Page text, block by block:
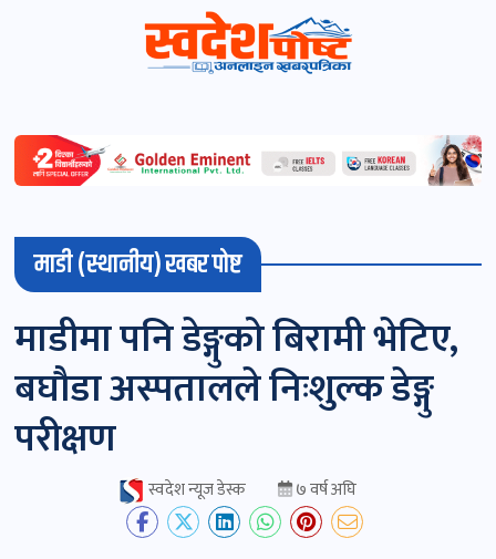
विशेष
माडी
(स्थानीय)
खबर
पोष्ट
चितवन
खबर
माडी (स्थानीय) खबर पोष्ट
माडीमा पनि डेङ्गुको बिरामी भेटिए,
बघौडा अस्पतालले निःशुल्क डेङ्गु
परीक्षण
स्वदेश न्यूज डेस्क ७ वर्ष अघि